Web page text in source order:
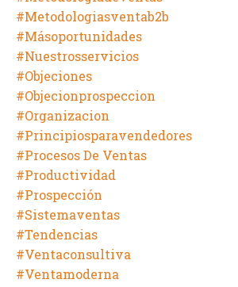
#metodologiasventab2b
#másoportunidades
#nuestrosservicios
#objeciones
#objecionprospeccion
#organizacion
#principiosparavendedores
#procesos De Ventas
#productividad
#prospección
#sistemaventas
#tendencias
#ventaconsultiva
#ventamoderna